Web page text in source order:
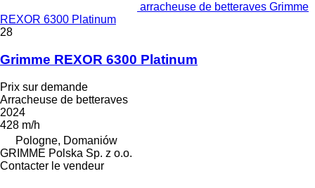
arracheuse de betteraves Grimme
REXOR 6300 Platinum
28
Grimme REXOR 6300 Platinum
Prix sur demande
Arracheuse de betteraves
2024
428 m/h
Pologne, Domaniów
GRIMME Polska Sp. z o.o.
Contacter le vendeur